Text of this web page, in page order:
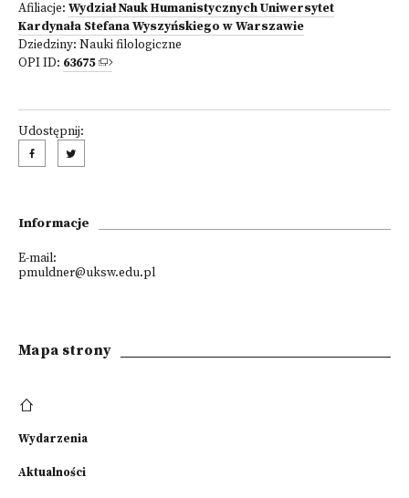
Afiliacje: Wydział Nauk Humanistycznych Uniwersytet
Kardynała Stefana Wyszyńskiego w Warszawie
Dziedziny: Nauki filologiczne
OPI ID: 63675
Udostępnij:
Informacje
E-mail:
pmuldner@uksw.edu.pl
Mapa strony
Wydarzenia
Aktualności